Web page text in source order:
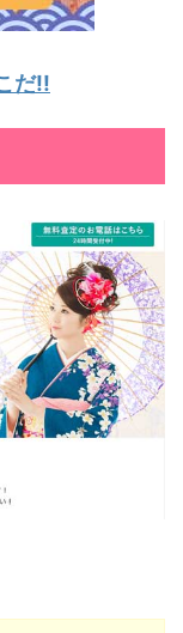
だ!!